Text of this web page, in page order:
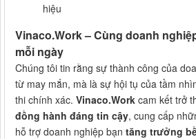
hiệu
Vinaco.Work – Cùng doanh
mỗi ngày
Chúng tôi tin rằng sự thành công của
từ may mắn, mà là sự hội tụ của tầm
thi chính xác. Vinaco.Work cam kết trở
đồng hành đáng tin cậy, cung cấp
hỗ trợ doanh nghiệp bạn tăng trưởng